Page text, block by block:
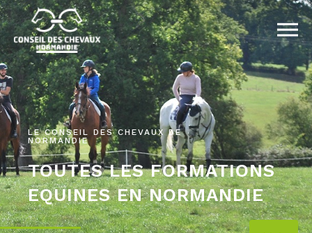
LE CONSEIL DES CHEVAUX DE
NORMANDIE
TOUTES LES FORMATIONS
EQUINES EN NORMANDIE